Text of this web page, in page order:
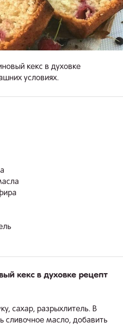
кекс в духовке
условиях.
кекс в духовке рецепт
сахар, разрыхлитель. В
сливочное масло, добавить